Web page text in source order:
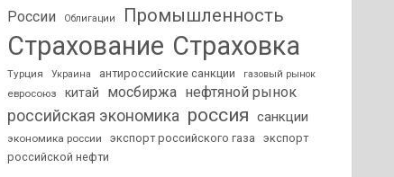
России
Облигации Промышленность
Страхование Страховка
Турция Украина антироссийские санкции газовый рынок
евросоюз китай мосбиржа нефтяной рынок
российская экономика россия санкции
экономика россии экспорт российского газа
экспорт
российской нефти